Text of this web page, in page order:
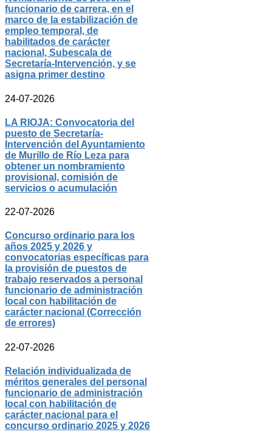
funcionario de carrera, en el
marco de la estabilización de
empleo temporal, de
habilitados de carácter
nacional, Subescala de
Secretaría-Intervención, y se
asigna primer destino
24-07-2026
LA RIOJA: Convocatoria del
puesto de Secretaría-
Intervención del Ayuntamiento
de Murillo de Río Leza para
obtener un nombramiento
provisional, comisión de
servicios o acumulación
22-07-2026
Concurso ordinario para los
años 2025 y 2026 y
convocatorias específicas para
la provisión de puestos de
trabajo reservados a personal
funcionario de administración
local con habilitación de
carácter nacional (Corrección
de errores)
22-07-2026
Relación individualizada de
méritos generales del personal
funcionario de administración
local con habilitación de
carácter nacional para el
concurso ordinario 2025 y 2026